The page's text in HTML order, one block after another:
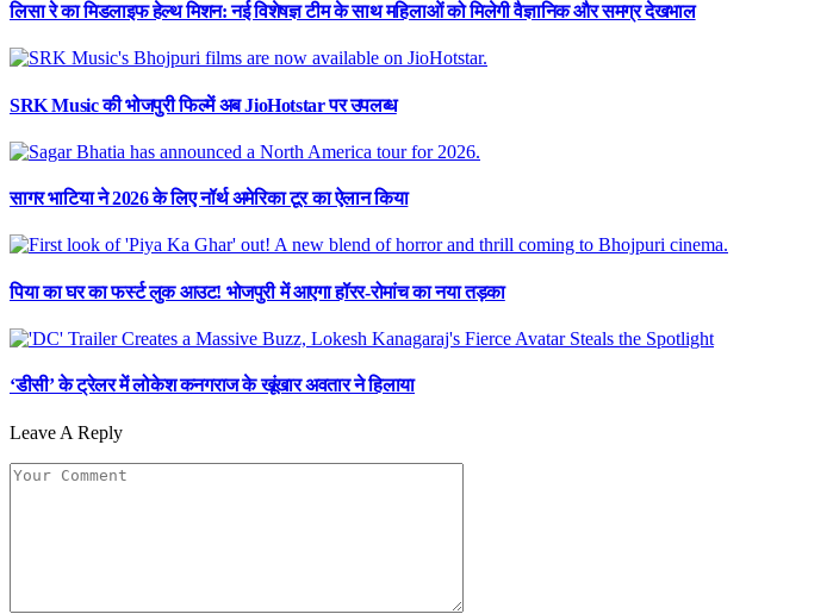
लिसा रे का मिडलाइफ हेल्थ मिशन: नई विशेषज्ञ टीम के साथ महिलाओं को मिलेगी वैज्ञानिक और समग्र देखभाल
SRK Music की भोजपुरी फिल्में अब JioHotstar पर उपलब्ध
सागर भाटिया ने 2026 के लिए नॉर्थ अमेरिका टूर का ऐलान किया
पिया का घर का फर्स्ट लुक आउट! भोजपुरी में आएगा हॉरर-रोमांच का नया तड़का
‘डीसी’ के ट्रेलर में लोकेश कनगराज के खूंखार अवतार ने हिलाया
Leave A Reply